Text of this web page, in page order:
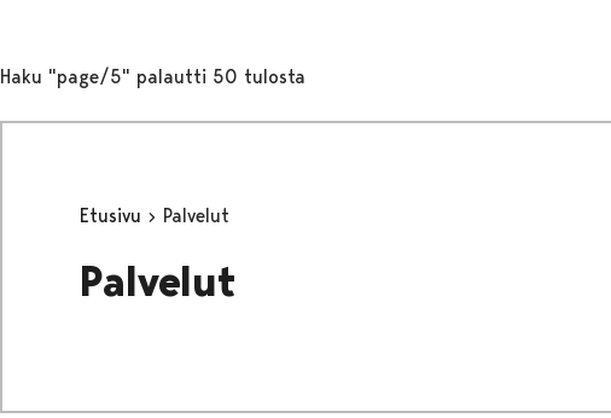
Haku "page/5" palautti 50 tulosta
Etusivu Palvelut
Palvelut